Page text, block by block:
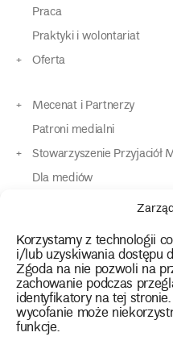
Korzystamy z technologii
i/lub uzyskiwania dostępu
Zgoda na nie pozwoli na
zachowanie podczas
identyfikatory na tej
wycofanie może
funkcje.
Praca
Praktyki i wolontariat
Oferta
Mecenat i Partnerzy
Patroni medialni
Stowarzyszenie Przyjaciół
Dla mediów
Dla osób o specjalnych
Kontakt
instagram
twitterfacebookyoutube
tiktok
Polityka prywatności